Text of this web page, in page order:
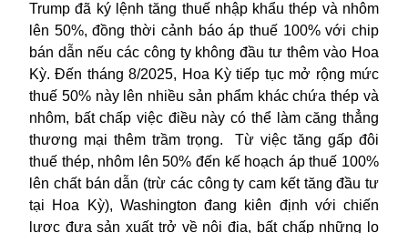
Trump đã ký lệnh tăng thuế nhập khẩu thép và nhôm
lên 50%, đồng thời cảnh báo áp thuế 100% với chip
bán dẫn nếu các công ty không đầu tư thêm vào Hoa
Kỳ. Đến tháng 8/2025, Hoa Kỳ tiếp tục mở rộng mức
thuế 50% này lên nhiều sản phẩm khác chứa thép và
nhôm, bất chấp việc điều này có thể làm căng thẳng
thương mại thêm trầm trọng. Từ việc tăng gấp đôi
thuế thép, nhôm lên 50% đến kế hoạch áp thuế 100%
lên chất bán dẫn (trừ các công ty cam kết tăng đầu tư
tại Hoa Kỳ), Washington đang kiên định với chiến
lược đưa sản xuất trở về nội địa, bất chấp những lo